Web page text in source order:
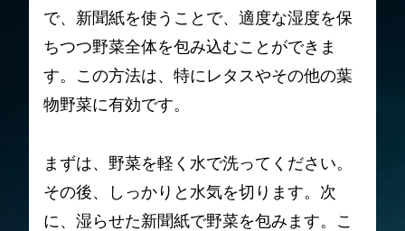
で、新聞紙を使うことで、適度な湿度を保
ちつつ野菜全体を包み込むことができま
す。この方法は、特にレタスやその他の葉
物野菜に有効です。
まずは、野菜を軽く水で洗ってください。
その後、しっかりと水気を切ります。次
に、湿らせた新聞紙で野菜を包みます。こ